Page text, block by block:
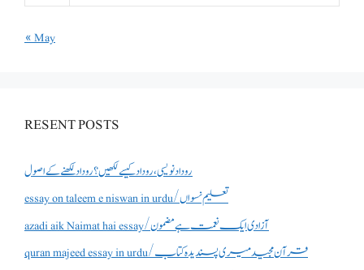
« May
RESENT POSTS
روداد نویسی ،روداد کیسے لکھیں؟ روداد لکھنے کے اصول
essay on taleem e niswan in urdu/تعلیم نسواں
azadi aik Naimat hai essay/آزادی ایک نعمت ہے مضمون
quran majeed essay in urdu/قرآن مجید میری پسندیدہ کتاب